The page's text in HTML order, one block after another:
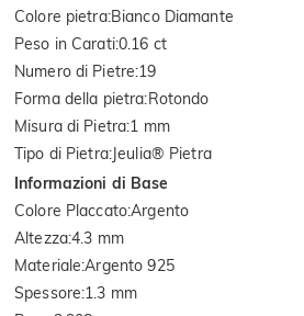
Colore pietra:Bianco Diamante
Peso in Carati:0.16 ct
Numero di Pietre:19
Forma della pietra:Rotondo
Misura di Pietra:1 mm
Tipo di Pietra:Jeulia® Pietra
Informazioni di Base
Colore Placcato:Argento
Altezza:4.3 mm
Materiale:Argento 925
Spessore:1.3 mm